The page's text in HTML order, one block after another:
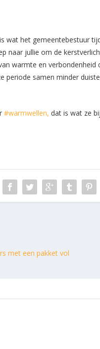
wat het gemeentebestuur
naar jullie om de
warmte en
periode samen minder
#warmwellen, dat is wat ze
met een pakket vol